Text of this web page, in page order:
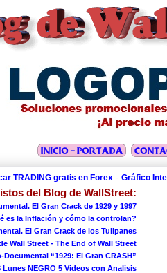
TRADING gratis en Forex - Gráfico
del Blog de WallStreet:
El Gran Crack de 1929 y 1997
es la Inflación y cómo la controlan?
El Gran Crack de los Tulipanes
Wall Street - The End of Wall Street
Documental “1929: El Gran CRASH”
Lunes NEGRO 5 Videos con Analisis